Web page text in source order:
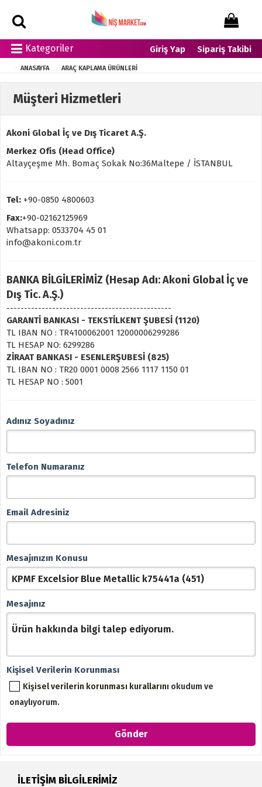
Kategoriler Giriş Yap Sipariş Takibi
ANASAYFA ARAÇ KAPLAMA ÜRÜNLERI
Müşteri Hizmetleri
Akoni Global İç ve Dış Ticaret A.Ş.
Merkez Ofis (Head Office)
Altayçeşme Mh. Bomaç Sokak No:36Maltepe / İSTANBUL
Tel: +90-0850 4800603
Fax:+90-02162125969
Whatsapp: 0533704 45 01
info@akoni.com.tr
BANKA BİLGİLERİMİZ (Hesap Adı: Akoni Global İç ve
Dış Tic. A.Ş.)
-----------------------------------------------
GARANTİ BANKASI - TEKSTİLKENT ŞUBESİ (1120)
TL IBAN NO : TR4100062001 12000006299286
TL HESAP NO: 6299286
ZİRAAT BANKASI - ESENLERŞUBESİ (825)
TL IBAN NO : TR20 0001 0008 2566 1117 1150 01
TL HESAP NO : 5001
Adınız Soyadınız
Telefon Numaranız
Email Adresiniz
Mesajınızın Konusu
Mesajınız
Kişisel Verilerin Korunması
Kişisel verilerin korunması kurallarını okudum ve
onaylıyorum.
İLETİŞİM BİLGİLERİMİZ